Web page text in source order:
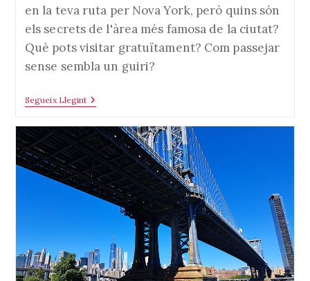
en la teva ruta per Nova York, però quins són
els secrets de l'àrea més famosa de la ciutat?
Què pots visitar gratuïtament? Com passejar
sense sembla un guiri?
Segueix LlegintLower
Manhattan
Sud
Del
Sud)
–
Manhattan
–
New